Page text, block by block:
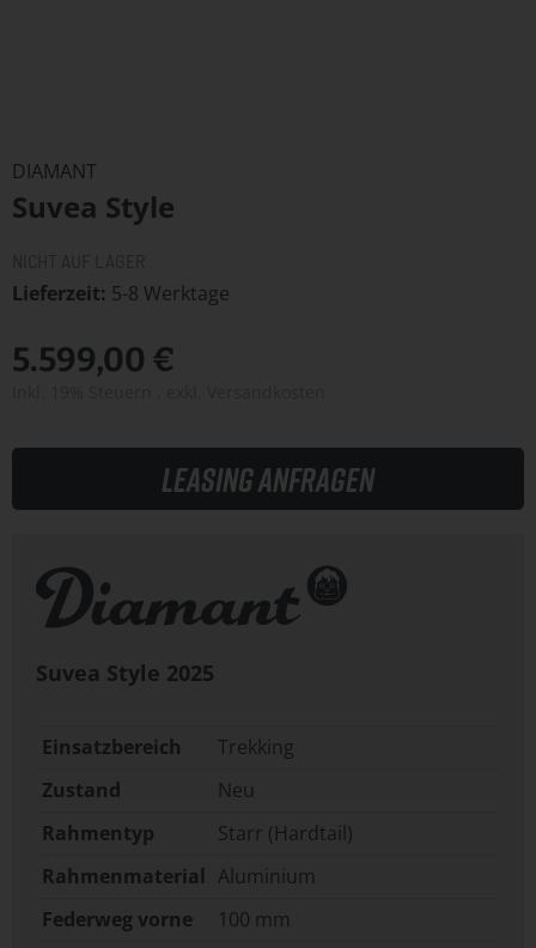
der
Bildergalerie
DIAMANT
Suvea Style
Lieferzeit 5-8 Werktage
5.599,00 €
Leasing anfragen
Suvea Style 2025
Einsatzbereich
Trekking
Zustand
Neu
Rahmentyp
Starr (Hardtail)
Rahmenmaterial Aluminium
Federweg vorne
100 mm